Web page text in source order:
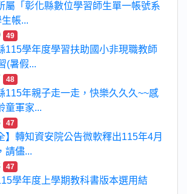
屬「彰化縣數位學習師生單一帳號系
帳...
49
115學年度學習扶助國小非現職教師
(暑假...
48
115年親子走一走，快樂久久久~~感
童軍家...
47
】轉知資安院公告微軟釋出115年4月
請儘...
47
學年度上學期教科書版本選用結